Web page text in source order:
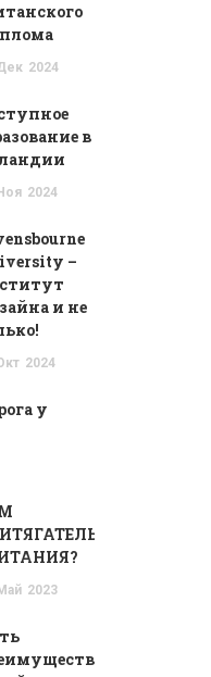
2024
в
Ноя 2024
–
и не
2024
у
Май 2023